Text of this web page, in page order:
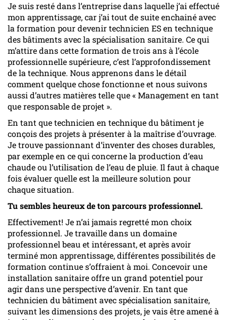
Je suis resté dans l’entreprise dans laquelle j’ai effectué
mon apprentissage, car j’ai tout de suite enchainé avec
la formation pour devenir technicien ES en technique
des bâtiments avec la spécialisation sanitaire. Ce qui
m’attire dans cette formation de trois ans à l’école
professionnelle supérieure, c’est l’approfondissement
de la technique. Nous apprenons dans le détail
comment quelque chose fonctionne et nous suivons
aussi d’autres matières telle que « Management en tant
que responsable de projet ».
En tant que technicien en technique du bâtiment je
conçois des projets à présenter à la maîtrise d’ouvrage.
Je trouve passionnant d’inventer des choses durables,
par exemple en ce qui concerne la production d’eau
chaude ou l’utilisation de l’eau de pluie. Il faut à chaque
fois évaluer quelle est la meilleure solution pour
chaque situation.
Tu sembles heureux de ton parcours professionnel.
Effectivement! Je n’ai jamais regretté mon choix
professionnel. Je travaille dans un domaine
professionnel beau et intéressant, et après avoir
terminé mon apprentissage, différentes possibilités de
formation continue s’offraient à moi. Concevoir une
installation sanitaire offre un grand potentiel pour
agir dans une perspective d’avenir. En tant que
technicien du bâtiment avec spécialisation sanitaire,
suivant les dimensions des projets, je vais être amené à